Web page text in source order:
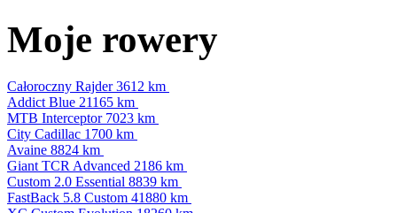
Moje rowery
Całoroczny Rajder3612 km
Addict Blue 21165 km
MTB Interceptor 7023 km
City Cadillac 1700 km
Avaine 8824 km
Giant TCR Advanced 2186 km
Custom 2.0 Essential 8839 km
FastBack 5.8 Custom 41880 km